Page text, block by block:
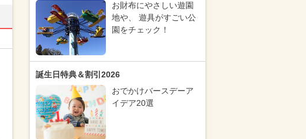
お財布にやさしい遊園
地や、 遊具がすごい公
園をチェック！
誕生日特典＆割引2026
おでかけバースデーア
イデア20選